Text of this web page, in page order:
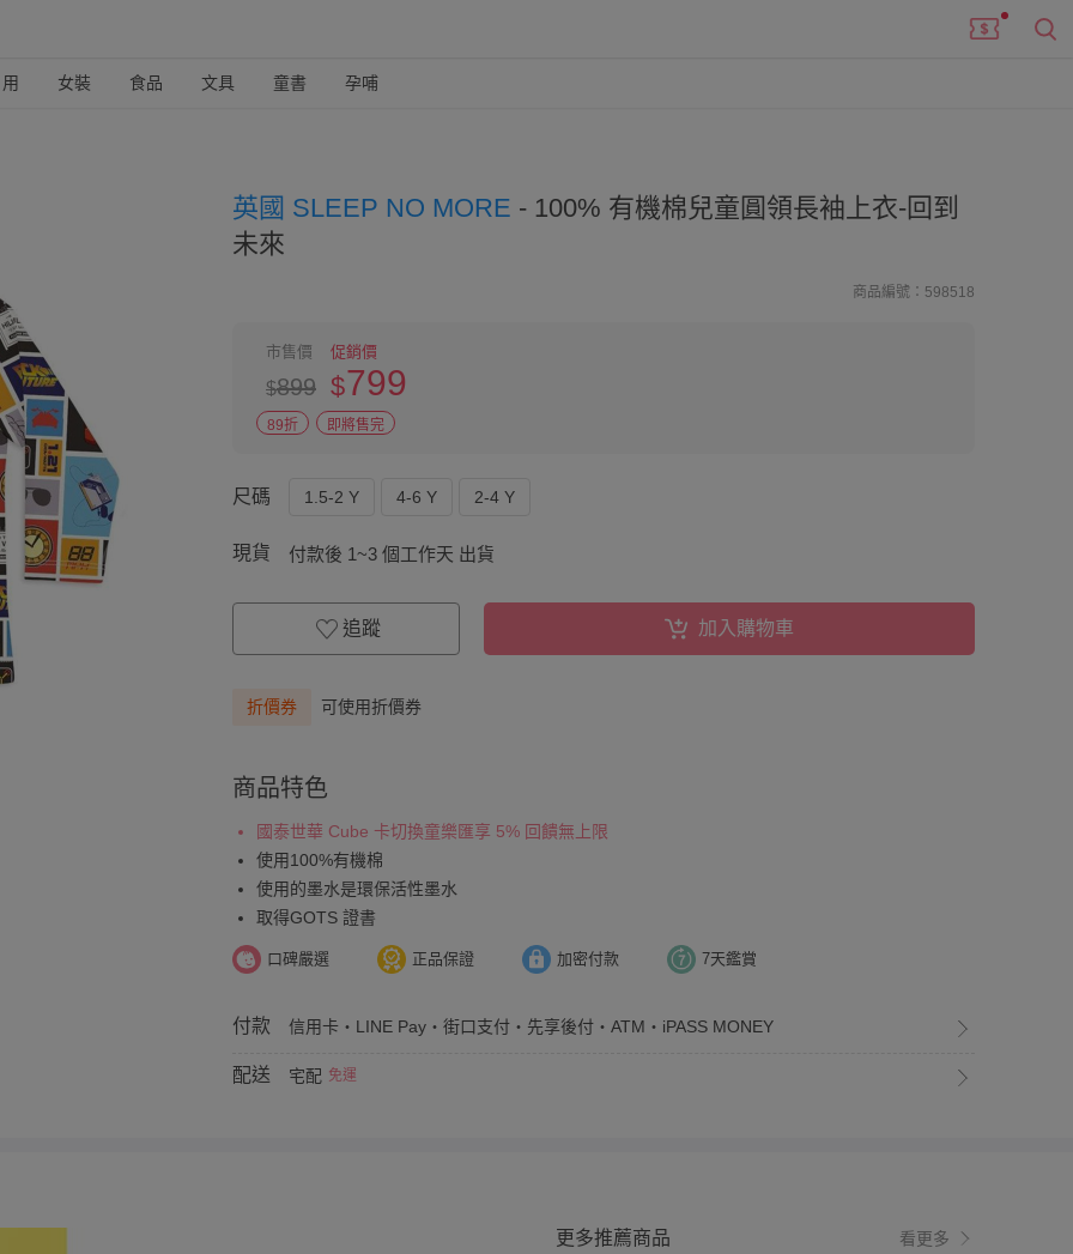
女裝 食品 文具 童書 孕哺
英國 SLEEP NO MORE - 100% 有機棉兒童圓領長袖上衣-回到
未來
商品編號：598518
市售價
$899
促銷價
$799
89折 即將售完
尺碼 1.5-2 Y 4-6 Y 2-4 Y
現貨 付款後 1~3 個工作天 出貨
追蹤 加入購物車
折價券 可使用折價券
商品特色
國泰世華 Cube 卡切換童樂匯享 5% 回饋無上限
使用100%有機棉
使用的墨水是環保活性墨水
取得GOTS 證書
口碑嚴選 正品保證 加密付款 7天鑑賞
付款 信用卡・LINE Pay・街口支付・先享後付・ATM・iPASS MONEY
配送 宅配 免運
更多推薦商品 看更多